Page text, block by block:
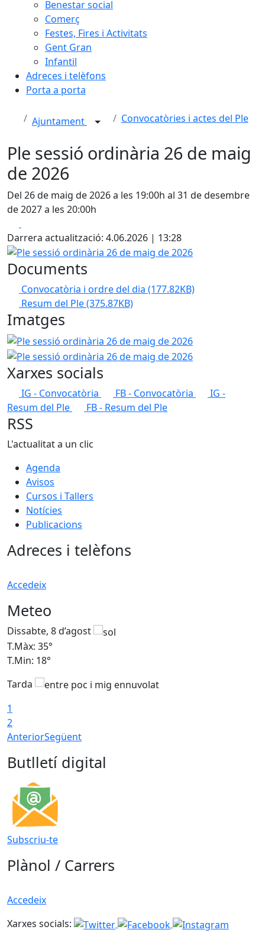
Benestar social
Comerç
Festes, Fires i Activitats
Gent Gran
Infantil
Adreces i telèfons
Porta a porta
Ajuntament Convocatòries i actes del Ple
Ple sessió ordinària 26 de maig
de 2026
Del 26 de maig de 2026 a les 19:00h al 31 de desembre
de 2027 a les 20:00h
Darrera actualització: 4.06.2026 | 13:28
Ple sessió ordinària 26 de maig de 2026
Documents
Convocatòria i ordre del dia (177.82KB)
Resum del Ple(375.87KB)
Imatges
Ple sessió ordinària 26 de maig de 2026 Ple sessió
Xarxes socials
IG - Convocatòria FB - Convocatòria
IG -
Resum del Ple
FB - Resum del Ple
RSS
L'actualitat a un clic
Agenda
Avisos
Cursos i Tallers
Notícies
Publicacions
Adreces i telèfons
Accedeix
Meteo
Dissabte, 8 d’agost
T.Màx: 35°
T.Min: 18°
Tarda
1
2
AnteriorSegüent
Butlletí digital
Subscriu-te
Plànol / Carrers
Accedeix
Xarxes socials: